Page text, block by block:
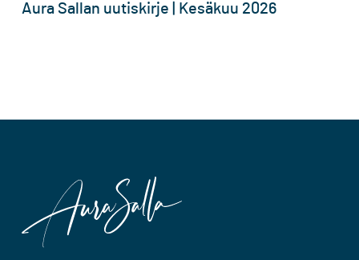
Aura Sallan uutiskirje | Kesäkuu 2026